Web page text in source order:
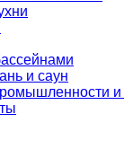
и саун
и